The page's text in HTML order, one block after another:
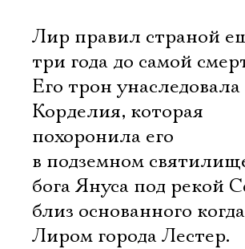
Лир правил страной
три года до самой
Его трон унаследовала
Корделия, которая
похоронила его
в подземном
бога Януса под рекой
близ основанного
Лиром города Лестер.